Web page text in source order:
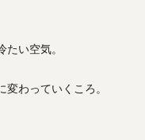
い空気。
わっていくころ。